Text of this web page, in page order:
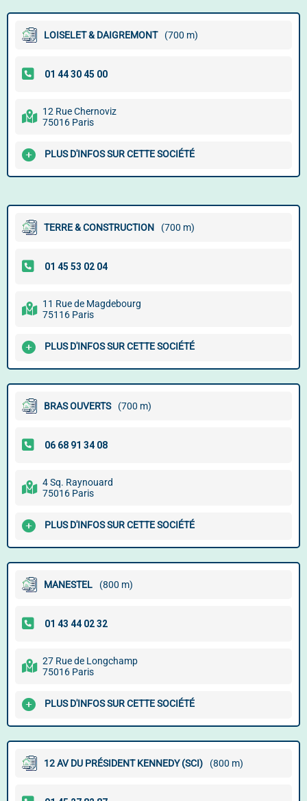
LOISELET & DAIGREMONT (700 m)
12 Rue Chernoviz
75016 Paris
PLUS D'INFOS SUR CETTE SOCIÉTÉ
TERRE & CONSTRUCTION (700 m)
11 Rue de Magdebourg
75116 Paris
PLUS D'INFOS SUR CETTE SOCIÉTÉ
BRAS OUVERTS (700 m)
4 Sq. Raynouard
75016 Paris
PLUS D'INFOS SUR CETTE SOCIÉTÉ
MANESTEL (800 m)
27 Rue de Longchamp
75016 Paris
PLUS D'INFOS SUR CETTE SOCIÉTÉ
12 AV DU PRÉSIDENT KENNEDY (SCI) (800 m)